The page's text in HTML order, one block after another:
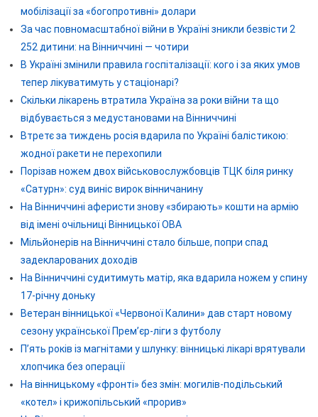
мобілізації за «богопротивні» долари
За час повномасштабної війни в Україні зникли безвісти 2
252 дитини: на Вінниччині — чотири
В Україні змінили правила госпіталізації: кого і за яких умов
тепер лікуватимуть у стаціонарі?
Скільки лікарень втратила Україна за роки війни та що
відбувається з медустановами на Вінниччині
Втретє за тиждень росія вдарила по Україні балістикою:
жодної ракети не перехопили
Порізав ножем двох військовослужбовців ТЦК біля ринку
«Сатурн»: суд виніс вирок вінничанину
На Вінниччині аферисти знову «збирають» кошти на армію
від імені очільниці Вінницької ОВА
Мільйонерів на Вінниччині стало більше, попри спад
задекларованих доходів
На Вінниччині судитимуть матір, яка вдарила ножем у спину
17-річну доньку
Ветеран вінницької «Червоної Калини» дав старт новому
сезону української Прем’єр-ліги з футболу
П’ять років із магнітами у шлунку: вінницькі лікарі врятували
хлопчика без операції
На вінницькому «фронті» без змін: могилів-подільський
«котел» і крижопільський «прорив»